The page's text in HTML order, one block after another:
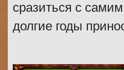
сразиться с
долгие годы